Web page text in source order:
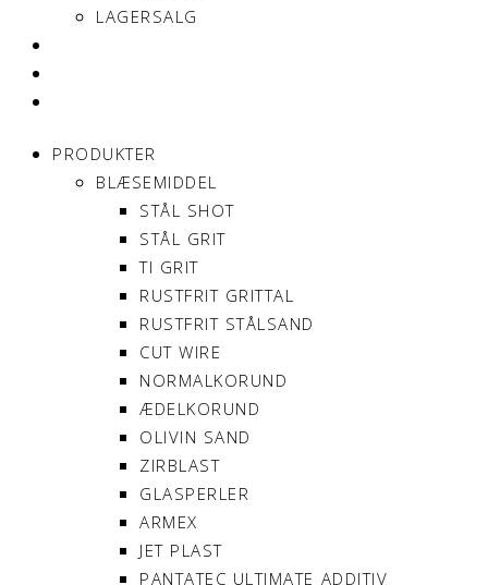
LAGERSALG
PRODUKTER
BLÆSEMIDDEL
STÅL SHOT
STÅL GRIT
TI GRIT
RUSTFRIT GRITTAL
RUSTFRIT STÅLSAND
CUT WIRE
NORMALKORUND
ÆDELKORUND
OLIVIN SAND
ZIRBLAST
GLASPERLER
ARMEX
JET PLAST
PANTATEC ULTIMATE ADDITIV